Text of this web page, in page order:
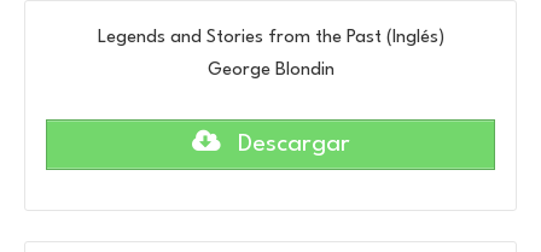
Legends and Stories from the Past (Inglés)
George Blondin
Descargar